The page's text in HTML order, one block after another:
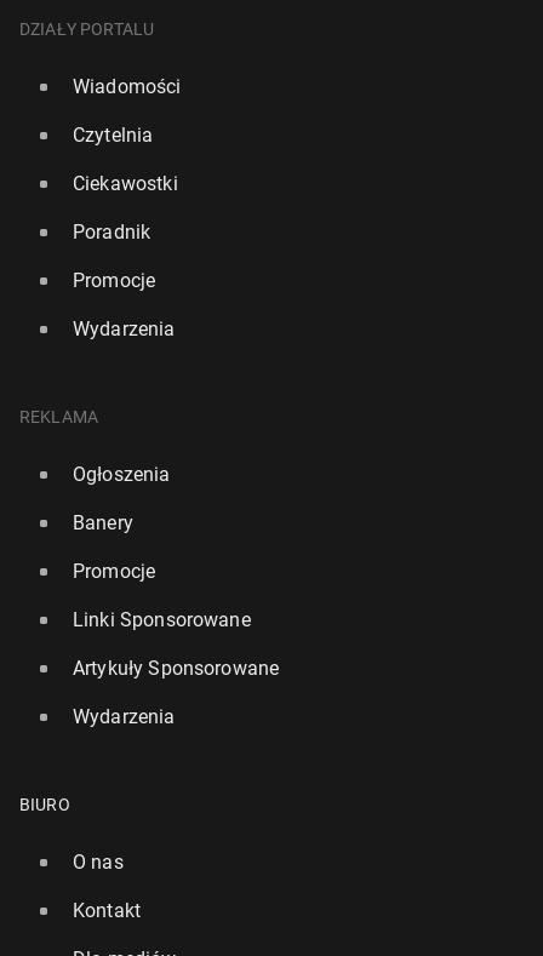
DZIAŁY PORTALU
Wiadomości
Czytelnia
Ciekawostki
Poradnik
Promocje
Wydarzenia
REKLAMA
Ogłoszenia
Banery
Promocje
Linki Sponsorowane
Artykuły Sponsorowane
Wydarzenia
BIURO
O nas
Kontakt